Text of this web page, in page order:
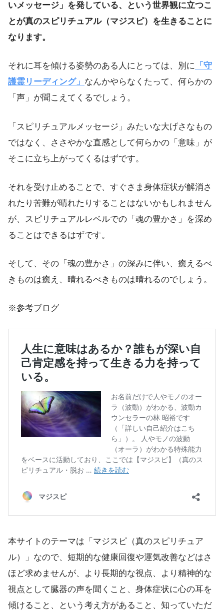
いメッセージ」を発している、という世界観に立つこ
とが真のスピリチュアル（マジスピ）を生きることに
なります。
それに耳を傾ける姿勢のある人にとっては、別に 「守
護霊リーディング」 なんかやらなくたって、何らかの
「声」が聞こえてくるでしょう。
「スピリチュアルメッセージ」みたいな大げさなもの
ではなく、ささやかな直感として何らかの「意味」が
そこに立ち上がってくるはずです。
それを受け止めることで、すぐさま身体症状が解消さ
れたり苦難が晴れたりすることはないかもしれません
が、スピリチュアルレベルでの「魂の豊かさ」を深め
ることはできるはずです。
そして、その「魂の豊かさ」の深みに伴い、癒えるべ
きものは癒え、晴れるべきものは晴れるのでしょう。
※参考ブログ
本サイトのテーマは「マジスピ（真のスピリチュア
ル）」なので、短期的な健康回復や運気改善などはさ
ほど求めませんが、より長期的な視点、より精神的な
視点として臓器の声を聞くこと、身体症状に心の耳を
傾けること、という考え方があること、知っていただ